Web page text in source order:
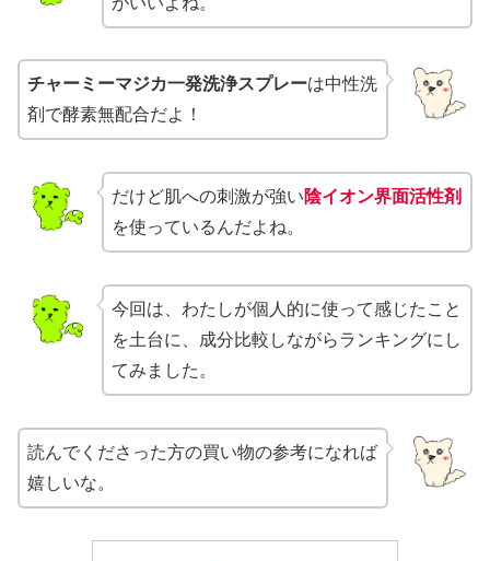
チャーミーマジカ一発洗浄スプレーは中性洗
剤で酵素無配合だよ！
だけど肌への刺激が強い陰イオン界面活性剤
を使っているんだよね。
今回は、わたしが個人的に使って感じたこと
を土台に、成分比較しながらランキングにし
てみました。
読んでくださった方の買い物の参考になれば
嬉しいな。